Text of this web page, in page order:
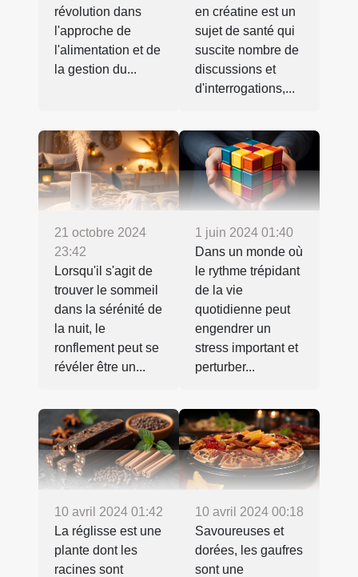
révolution dans
l'approche de
l'alimentation et de
la gestion du...
en créatine est un
sujet de santé qui
suscite nombre de
discussions et
d'interrogations,...
21 octobre 2024
23:42
Lorsqu'il s'agit de
trouver le sommeil
dans la sérénité de
la nuit, le
ronflement peut se
révéler être un...
1 juin 2024 01:40
Dans un monde où
le rythme trépidant
de la vie
quotidienne peut
engendrer un
stress important et
perturber...
10 avril 2024 01:42
La réglisse est une
plante dont les
racines sont
10 avril 2024 00:18
Savoureuses et
dorées, les gaufres
sont une